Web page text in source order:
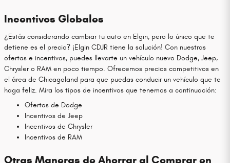
Incentivos Globales
¿Estás considerando cambiar tu auto en Elgin, pero lo único que te
detiene es el precio? ¡Elgin CDJR tiene la solución! Con nuestras
ofertas e incentivos, puedes llevarte un vehículo nuevo Dodge, Jeep,
Chrysler o RAM en poco tiempo. Ofrecemos precios competitivos en
el área de Chicagoland para que puedas conducir un vehículo que te
haga feliz. Mira los tipos de incentivos que tenemos a continuación:
Ofertas de Dodge
Incentivos de Jeep
Incentivos de Chrysler
Incentivos de RAM
Otras Maneras de Ahorrar al Comprar en